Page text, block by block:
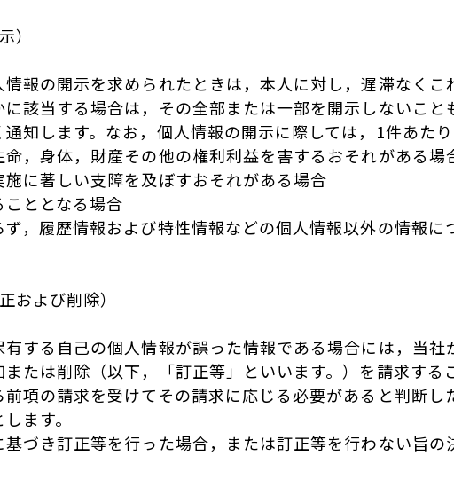
）
報の開示を求められたときは，本人に対し，遅滞なくこ
該当する場合は，その全部または一部を開示しないこ
知します。なお，個人情報の開示に際しては，1件あた
，身体，財産その他の権利利益を害するおそれがある場
に著しい支障を及ぼすおそれがある場合
ととなる場合
，履歴情報および特性情報などの個人情報以外の情報に
および削除）
する自己の個人情報が誤った情報である場合には，当社
たは削除（以下，「訂正等」といいます。）を請求する
項の請求を受けてその請求に応じる必要があると判断
ます。
づき訂正等を行った場合，または訂正等を行わない旨